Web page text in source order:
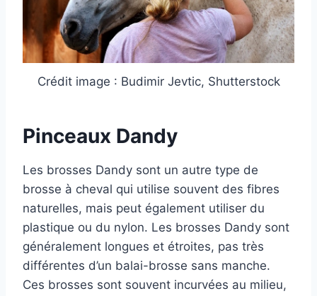
Crédit image : Budimir Jevtic, Shutterstock
Pinceaux Dandy
Les brosses Dandy sont un autre type de
brosse à cheval qui utilise souvent des fibres
naturelles, mais peut également utiliser du
plastique ou du nylon. Les brosses Dandy sont
généralement longues et étroites, pas très
différentes d’un balai-brosse sans manche.
Ces brosses sont souvent incurvées au milieu,